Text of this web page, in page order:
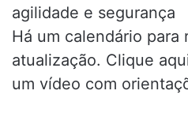
agilidade e segurança
Há um calendário para
atualização. Clique
um vídeo com